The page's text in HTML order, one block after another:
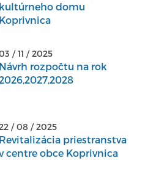
kultúrneho domu
Koprivnica
/ 11 / 2025
Návrh rozpočtu na rok
/ 08 / 2025
Revitalizácia priestranstva
centre obce Koprivnica